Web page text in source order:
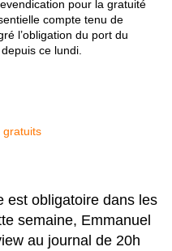
pour la gratuité
compte tenu de
l’obligation du port du
ce lundi.
est obligatoire dans les
semaine, Emmanuel
au journal de 20h